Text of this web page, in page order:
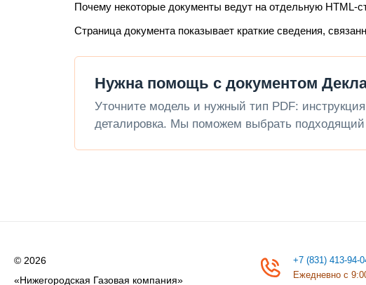
Почему некоторые документы ведут на отдельную HTML-
Страница документа показывает краткие сведения,
Нужна помощь с документом
Уточните модель и нужный тип PDF:
деталировка. Мы поможем выбрать подходящий
© 2026
«Нижегородская Газовая компания»
+7 (831) 413-94-
Ежедневно с